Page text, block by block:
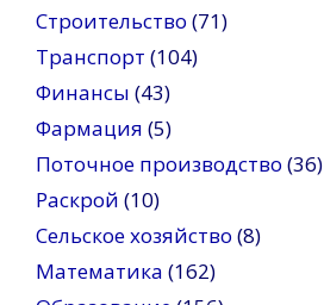
Строительство (71)
Транспорт (104)
Финансы (43)
Фармация (5)
Поточное производство (36)
Раскрой (10)
Сельское хозяйство (8)
Математика (162)